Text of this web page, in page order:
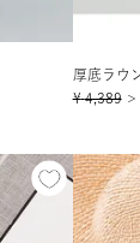
厚底ラウ
¥ 4,389 ＞